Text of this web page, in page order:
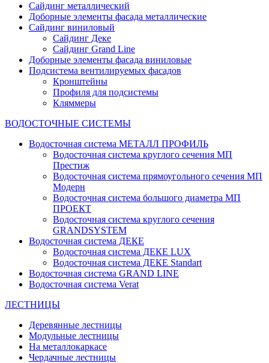
Сайдинг металлический
Доборные элементы фасада металлические
Сайдинг виниловый
Сайдинг Деке
Сайдинг Grand Line
Доборные элементы фасада виниловые
Подсистема вентилируемых фасадов
Кронштейны
Профиля для подсистемы
Кляммеры
ВОДОСТОЧНЫЕ СИСТЕМЫ
Водосточная система МЕТАЛЛ ПРОФИЛЬ
Водосточная система круглого сечения МП
Престиж
Водосточная система прямоугольного сечения МП
Модерн
Водосточная система большого диаметра МП
ПРОЕКТ
Водосточная система круглого сечения
GRANDSYSTEM
Водосточная система ДЕКЕ
Водосточная система ДЕКЕ LUX
Водосточная система ДЕКЕ Standart
Водосточная система GRAND LINE
Водосточная система Verat
ЛЕСТНИЦЫ
Деревянные лестницы
Модульные лестницы
На металлокаркасе
Чердачные лестницы